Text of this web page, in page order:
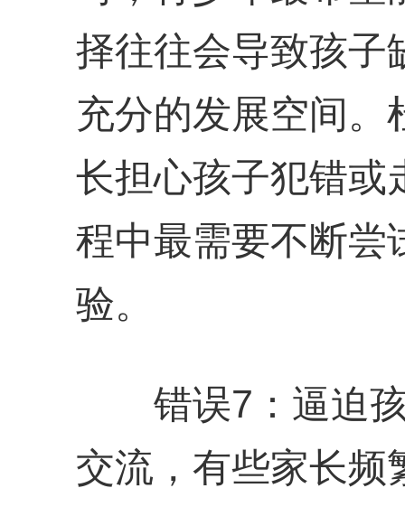
择往往会导致孩子
充分的发展空间。
长担心孩子犯错或
程中最需要不断尝
验。
错误7：逼迫孩
交流，有些家长频